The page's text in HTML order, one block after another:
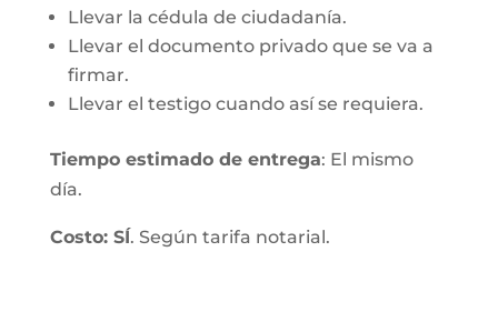
Llevar la cédula de ciudadanía.
Llevar el documento privado que se va a
firmar.
Llevar el testigo cuando así se requiera.
Tiempo estimado de entrega: El mismo
día.
Costo: SÍ. Según tarifa notarial.